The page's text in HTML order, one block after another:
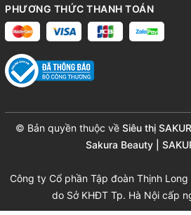
PHƯƠNG THỨC THANH TOÁN
© Bản quyền thuộc về Siêu thị
Sakura Beauty |
Công ty Cổ phần Tập đoàn Thịnh
do Sở KHĐT Tp. Hà Nội cấp